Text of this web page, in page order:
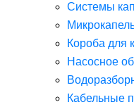
Системы
Короба для
Насосное
Кабельные